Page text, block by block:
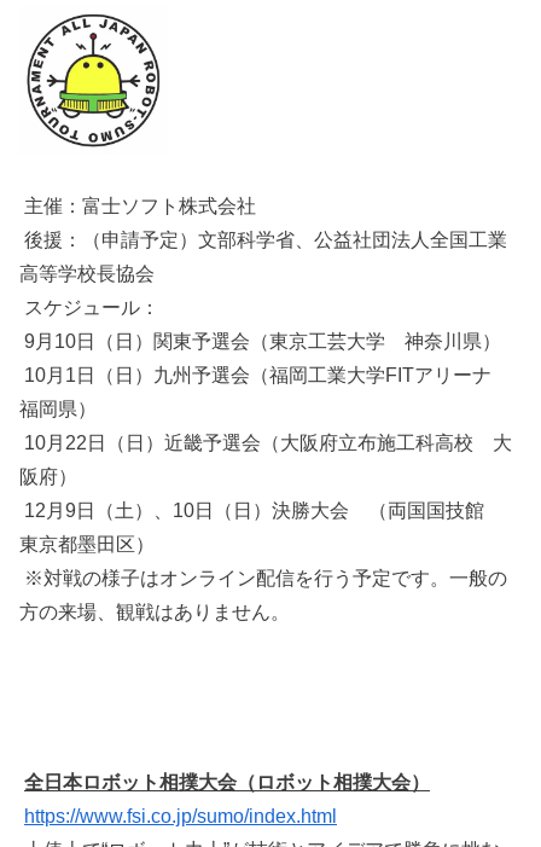
主催：富士ソフト株式会社
後援：（申請予定）文部科学省、公益社団法人全国工業
高等学校長協会
スケジュール：
9月10日（日）関東予選会（東京工芸大学 神奈川県）
10月1日（日）九州予選会（福岡工業大学FITアリーナ
福岡県）
10月22日（日）近畿予選会（大阪府立布施工科高校 大
阪府）
12月9日（土）、10日（日）決勝大会 （両国国技館
東京都墨田区）
※対戦の様子はオンライン配信を行う予定です。一般の
方の来場、観戦はありません。
全日本ロボット相撲大会（ロボット相撲大会）
https://www.fsi.co.jp/sumo/index.html